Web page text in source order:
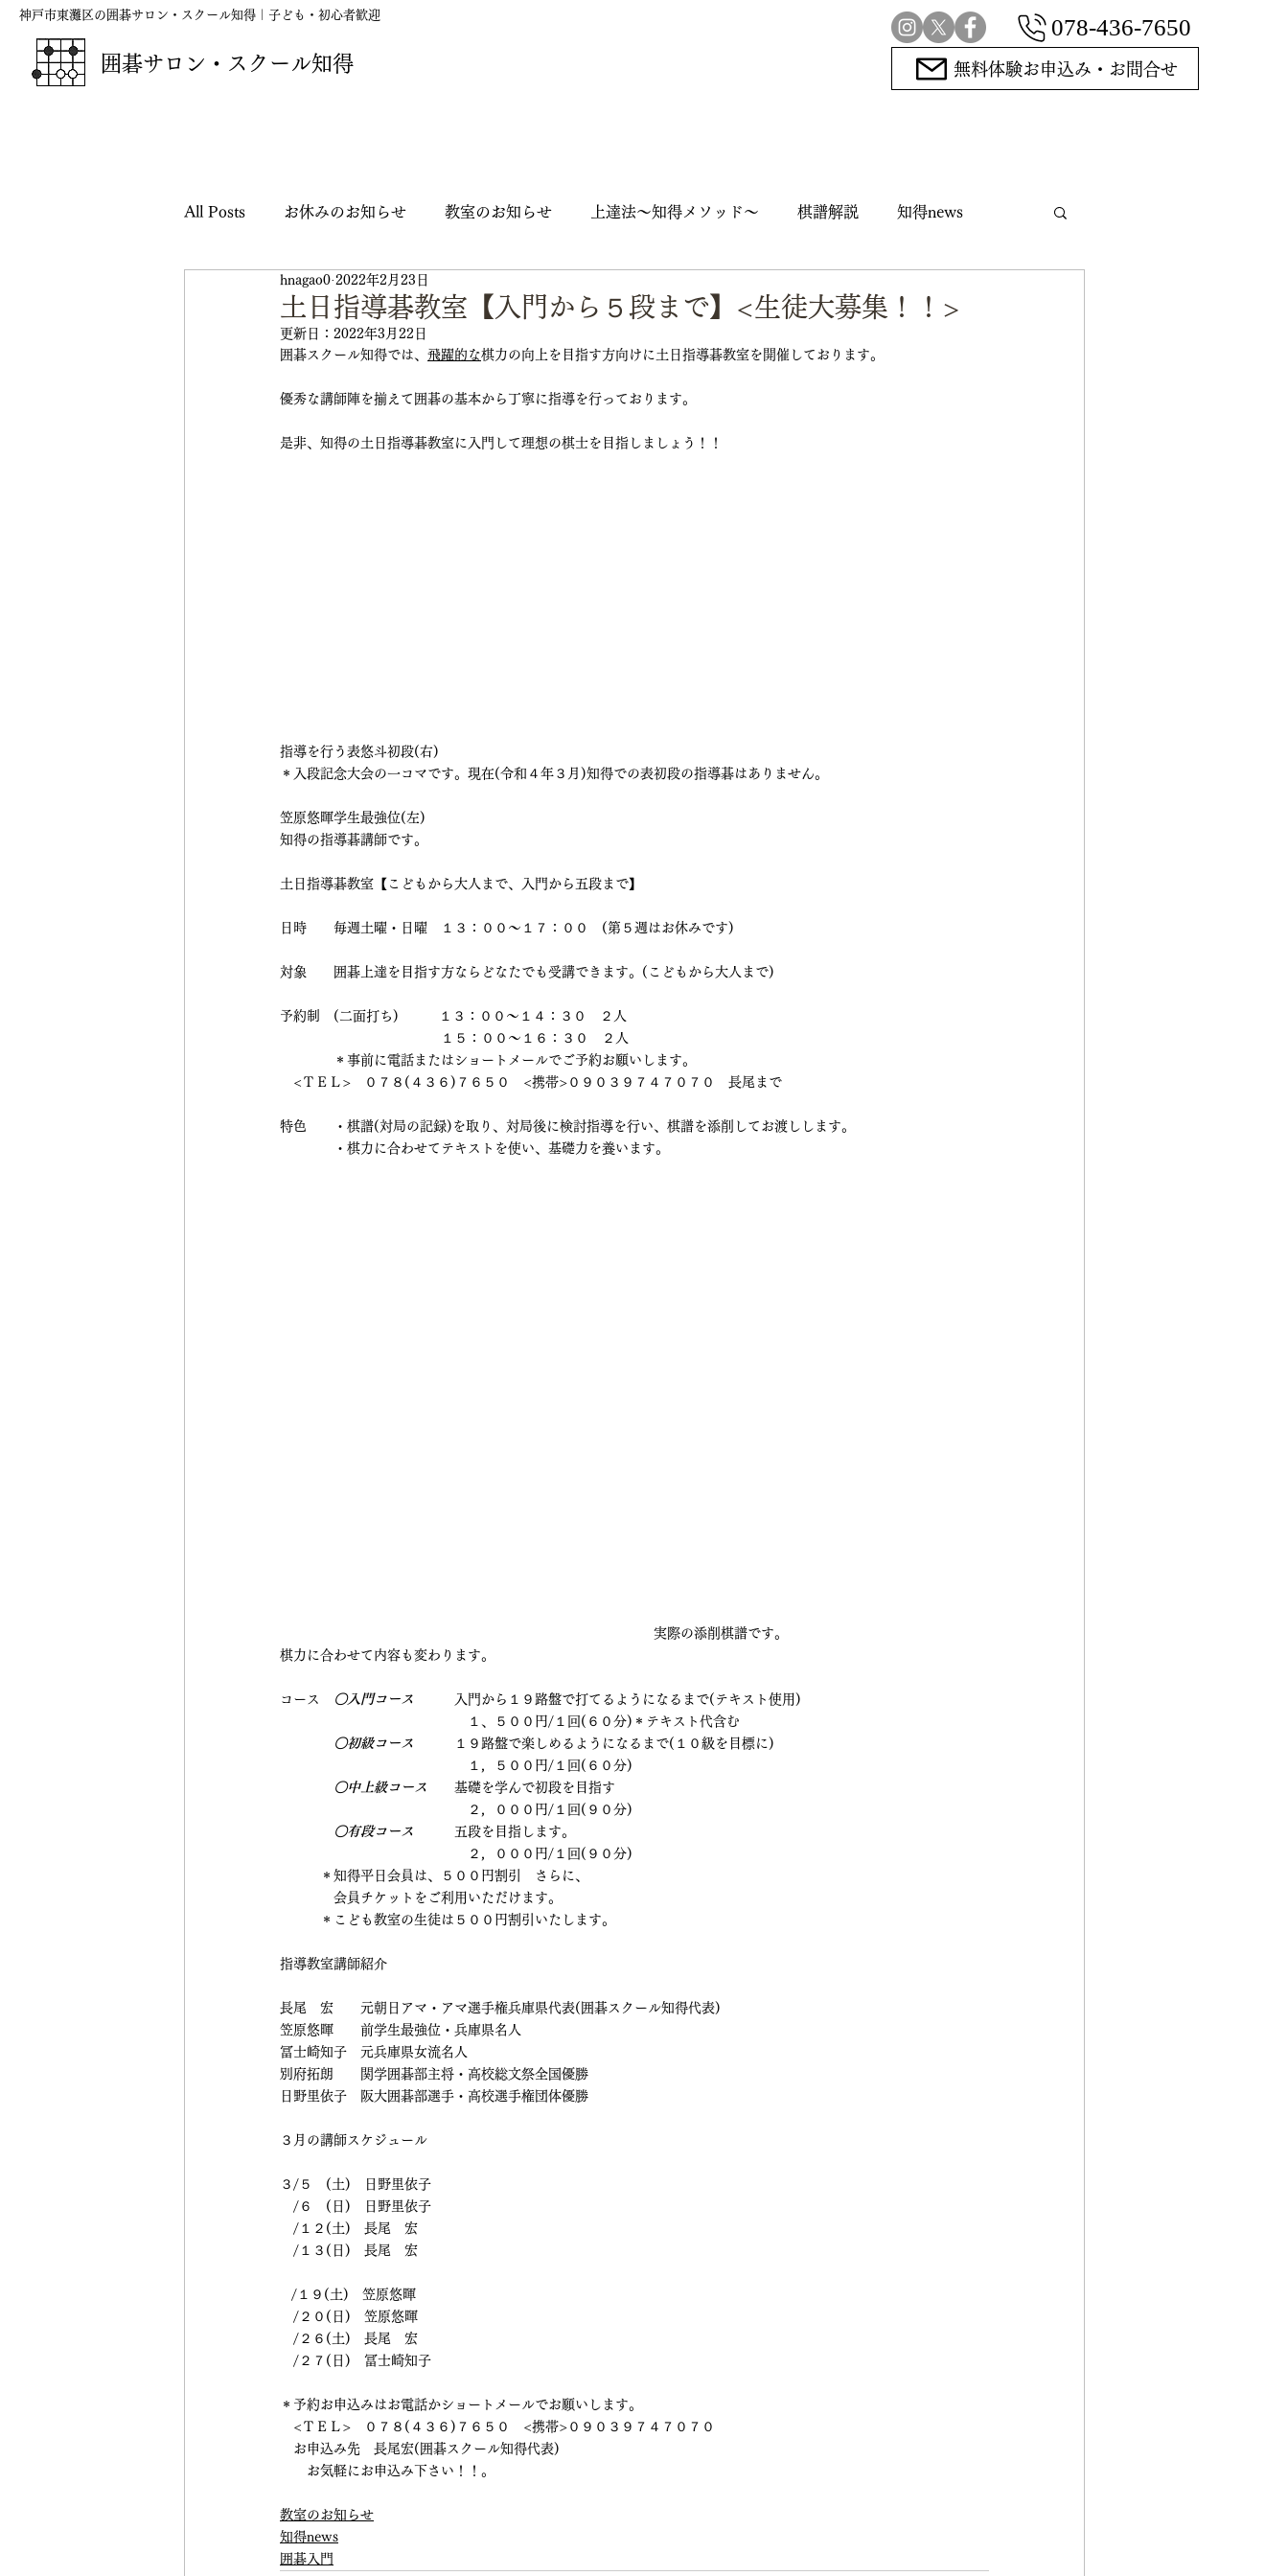
囲碁サロン・スクール知得
078-436-7650
無料体験お申込み・お問合せ
神戸市東灘区の囲碁サロン・スクール知得｜子ども・初心者歓迎
All Posts お休みのお知らせ 教室のお知らせ 上達法～知得メソッド～ 棋譜解説 知得news
囲碁の短歌・俳句・川柳
映画『ハルカナ』応援シリーズ 大会 街角囲碁
土日指導碁教室【入門から５段まで】<生徒大募集！！>
hnagao0 2022年2月23日
更新日： 2022年3月22日
囲碁スクール知得では、 飛躍的な棋力の向上を目指す方向けに土日指導碁教室を開催しております。
優秀な講師陣を揃えて囲碁の基本から丁寧に指導を行っております。
是非、知得の土日指導碁教室に入門して理想の棋士を目指しましょう！！
指導を行う表悠斗初段(右)
＊入段記念大会の一コマです。現在(令和４年３月)知得での表初段の指導碁はありません。
笠原悠暉学生最強位(左)
知得の指導碁講師です。
土日指導碁教室【こどもから大人まで、入門から五段まで】
日時　　毎週土曜・日曜　１３：００～１７：００　(第５週はお休みです)
対象　　囲碁上達を目指す方ならどなたでも受講できます。(こどもから大人まで)
予約制　(二面打ち)　　　１３：００～１４：３０　２人
１５：００～１６：３０　２人
＊事前に電話またはショートメールでご予約お願いします。
<ＴＥＬ>　０７８(４３６)７６５０　<携帯>０９０３９７４７０７０　長尾まで
特色　　・棋譜(対局の記録)を取り、対局後に検討指導を行い、棋譜を添削してお渡しします。
・棋力に合わせてテキストを使い、基礎力を養います。
実際の添削棋譜です。
棋力に合わせて内容も変わります。
コース 〇入門コース 入門から１９路盤で打てるようになるまで(テキスト使用)
１、５００円/１回(６０分)＊テキスト代含む
〇初級コース １９路盤で楽しめるようになるまで(１０級を目標に)
１，５００円/１回(６０分)
〇中上級コース 基礎を学んで初段を目指す
２，０００円/１回(９０分)
〇有段コース 五段を目指します。
２，０００円/１回(９０分)
＊知得平日会員は、５００円割引　さらに、
              会員チケットをご利用いただけます。
＊こども教室の生徒は５００円割引いたします。
指導教室講師紹介
長尾　宏　　元朝日アマ・アマ選手権兵庫県代表(囲碁スクール知得代表)
笠原悠暉　　前学生最強位・兵庫県名人
冨士崎知子　元兵庫県女流名人
別府拓朗　　関学囲碁部主将・高校総文祭全国優勝
日野里依子　阪大囲碁部選手・高校選手権団体優勝
３月の講師スケジュール
３/５　(土)　日野里依子
/６　(日)　日野里依子
/１２(土)　長尾　宏
/１３(日)　長尾　宏
   /１９(土)　笠原悠暉
/２０(日)　笠原悠暉
/２６(土)　長尾　宏
/２７(日)　冨士崎知子
＊予約お申込みはお電話かショートメールでお願いします。
<ＴＥＬ>　０７８(４３６)７６５０　<携帯>０９０３９７４７０７０
お申込み先　長尾宏(囲碁スクール知得代表)
お気軽にお申込み下さい！！。
教室のお知らせ
知得news
囲碁入門